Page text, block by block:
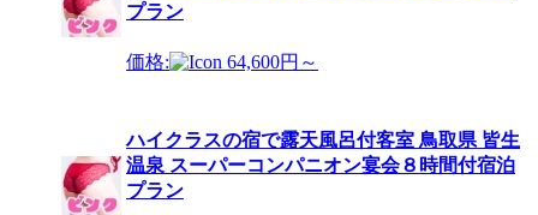
プラン
価格: 64,600円～
ハイクラスの宿で露天風呂付客室 鳥取県 皆生
温泉 スーパーコンパニオン宴会８時間付宿泊
プラン